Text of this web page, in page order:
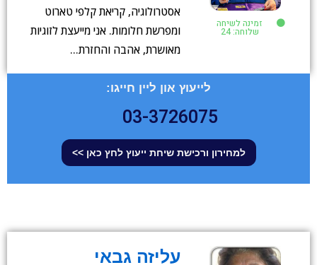
זמינה לשיחה
שלוחה: 24
אסטרולוגיה, קריאת קלפי טארוט
ומפרשת חלומות. אני מייעצת לזוגיות
מאושרת, אהבה והחזרת…
לייעוץ און ליין חייגו:
03-3726075
למחירון ורכישת שיחת ייעוץ לחץ כאן >>
עליזה גבאי